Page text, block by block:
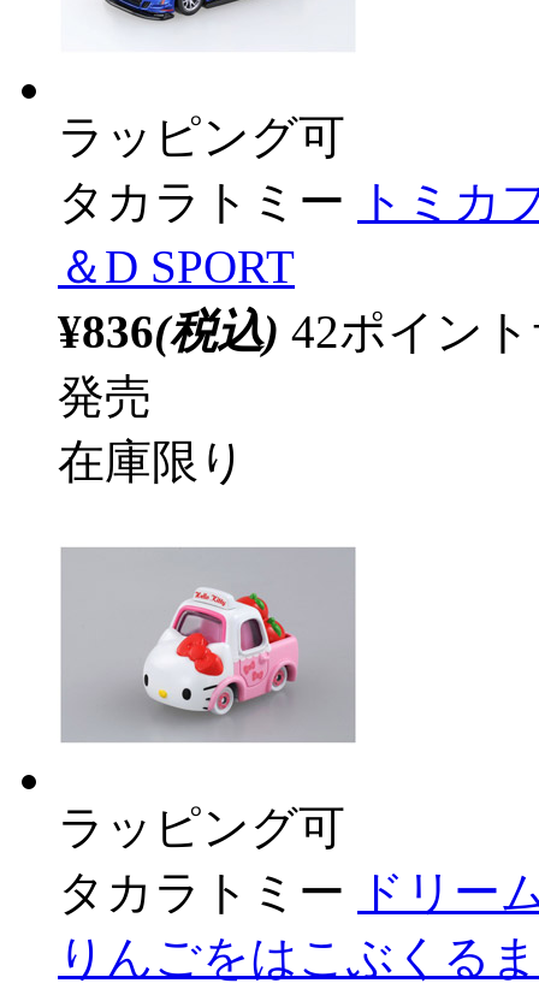
ラッピング可
タカラトミー
トミカ
＆D SPORT
¥836(税込) 42ポイン
発売
在庫限り
ラッピング可
タカラトミー
ドリー
りんごをはこぶくるま